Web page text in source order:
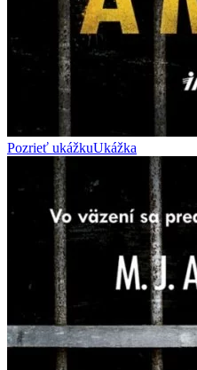
Pozrieť ukážkuUkážka